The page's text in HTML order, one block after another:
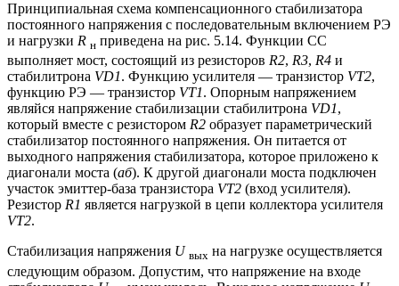
Принципиальная схема компенсационного стабилизатора
постоянного напряжения с последовательным включением РЭ
и нагрузки R н приведена на рис. 5.14. Функции СС
выполняет мост, состоящий из резисторов R2, R3, R4 и
стабилитрона VD1. Функцию усилителя — транзистор VT2,
функцию РЭ — транзистор VT1. Опорным напряжением
являйся напряжение стабилизации стабилитрона VD1,
который вместе с резистором R2 образует параметрический
стабилизатор постоянного напряжения. Он питается от
выходного напряжения стабилизатора, которое приложено к
диагонали моста (аб). К другой диагонали моста подключен
участок эмиттер-база транзистора VT2 (вход усилителя).
Резистор R1 является нагрузкой в цепи коллектора усилителя
VT2.
Стабилизация напряжения U вых на нагрузке осуществляется
следующим образом. Допустим, что напряжение на входе